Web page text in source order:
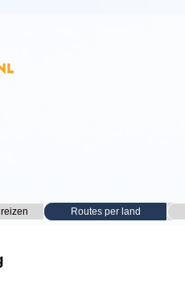
Menu overslaan
▼
Routes per land